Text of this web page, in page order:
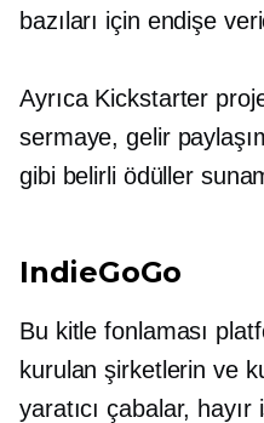
bazıları için endişe
Ayrıca Kickstarter
sermaye, gelir
gibi belirli ödüller
IndieGoGo
Bu kitle fonlaması
kurulan şirketlerin ve
yaratıcı çabalar,